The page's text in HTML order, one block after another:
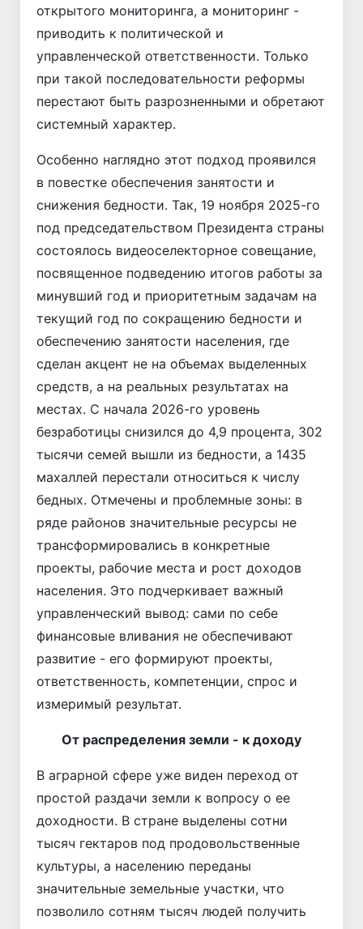
открытого мониторинга, а мониторинг -
приводить к политической и
управленческой ответственности. Только
при такой последовательности реформы
перестают быть разрозненными и обретают
системный характер.
Особенно наглядно этот подход проявился
в повестке обеспечения занятости и
снижения бедности. Так, 19 ноября 2025-го
под председательством Президента страны
состоялось видеоселекторное совещание,
посвященное подведению итогов работы за
минувший год и приоритетным задачам на
текущий год по сокращению бедности и
обеспечению занятости населения, где
сделан акцент не на объемах выделенных
средств, а на реальных результатах на
местах. С начала 2026-го уровень
безработицы снизился до 4,9 процента, 302
тысячи семей вышли из бедности, а 1435
махаллей перестали относиться к числу
бедных. Отмечены и проблемные зоны: в
ряде районов значительные ресурсы не
трансформировались в конкретные
проекты, рабочие места и рост доходов
населения. Это подчеркивает важный
управленческий вывод: сами по себе
финансовые вливания не обеспечивают
развитие - его формируют проекты,
ответственность, компетенции, спрос и
измеримый результат.
От распределения земли - к доходу
В аграрной сфере уже виден переход от
простой раздачи земли к вопросу о ее
доходности. В стране выделены сотни
тысяч гектаров под продовольственные
культуры, а населению переданы
значительные земельные участки, что
позволило сотням тысяч людей получить